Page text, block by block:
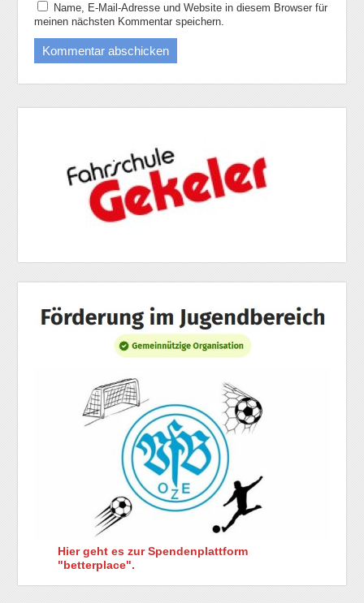
Name, E-Mail-Adresse und Website in diesem Browser für
meinen nächsten Kommentar speichern.
Hier geht es zur Spendenplattform
"betterplace".